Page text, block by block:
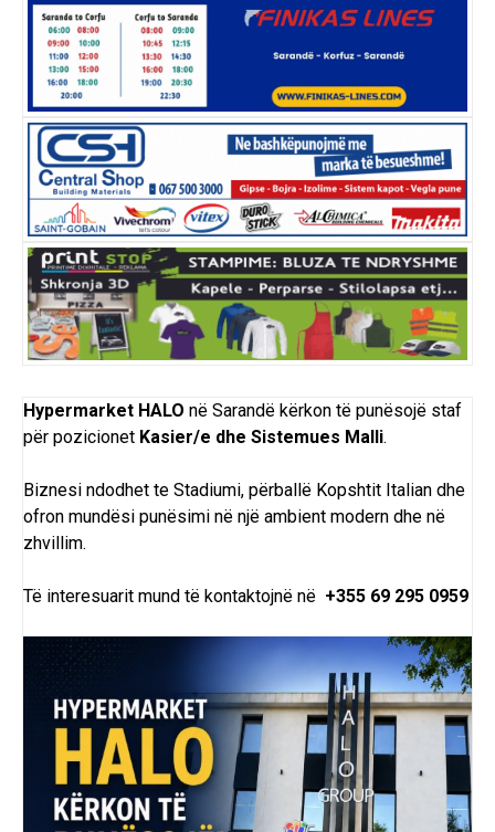
Hypermarket HALO në Sarandë kërkon të punësojë staf
për pozicionet Kasier/e dhe Sistemues Malli.
Biznesi ndodhet te Stadiumi, përballë Kopshtit Italian dhe
ofron mundësi punësimi në një ambient modern dhe në
zhvillim.
Të interesuarit mund të kontaktojnë në +355 69 295 0959